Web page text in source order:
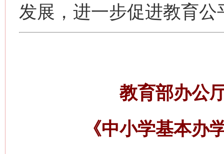
发展，进一步促进教育
教育部办公
《中小学基本办